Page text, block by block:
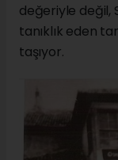
değeriyle değil,
tanıklık eden
taşıyor.